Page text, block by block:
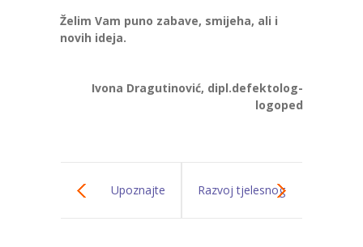
Želim Vam puno zabave, smijeha, ali i
novih ideja.
Ivona Dragutinović, dipl.defektolog-
logoped
Upoznajte Razvoj tjelesnog